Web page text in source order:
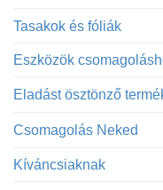
Tasakok és fóliák
Eszközök
Eladást ösztönző
Csomagolás Neked
Kíváncsiaknak